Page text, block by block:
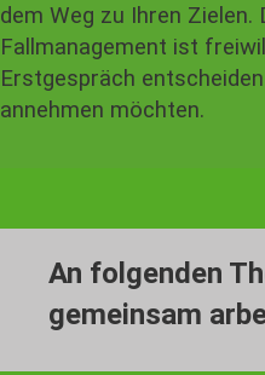
dem Weg zu Ihren Zielen.
Fallmanagement ist
Erstgespräch
annehmen möchten.
An folgenden
gemeinsam